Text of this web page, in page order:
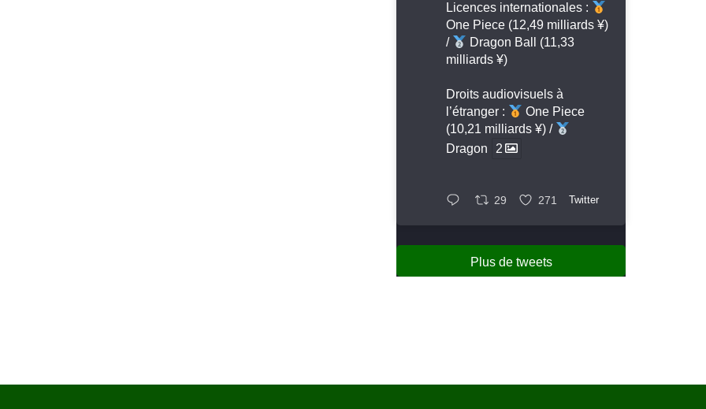
Licences internationales :
One Piece (12,49 milliards ¥)
/
Dragon Ball (11,33
milliards ¥)
Droits audiovisuels à
l’étranger :
One Piece
(10,21 milliards ¥) /
Dragon
2
29 271 Twitter
Plus de tweets